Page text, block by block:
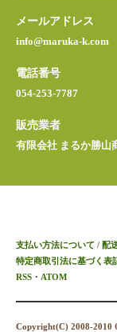
メールアドレス
info@maruka-k.com
電話番号
054-253-7787
販売業者
有限会社 まるか勝山
支払い方法について / 配
特定商取引法に基づく表
RSS ・ ATOM
Copyright(C) 2008-2010